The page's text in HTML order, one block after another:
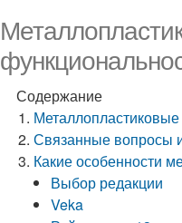
Содержание
Связанные вопросы
Какие особенности
Выбор редакции
Veka